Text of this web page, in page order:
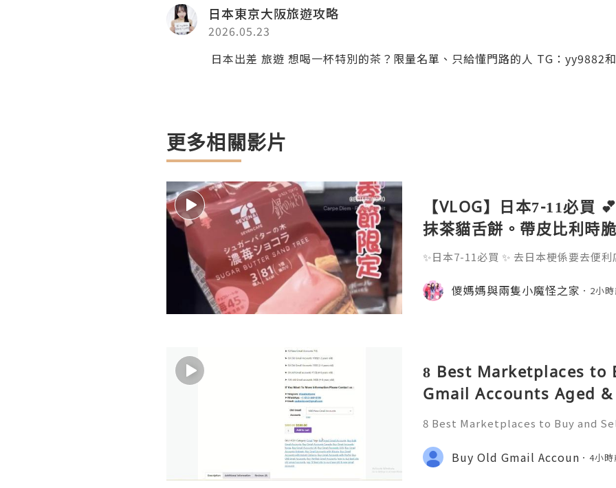
日本東京大阪旅遊攻略
2026.05.23
日本出差 旅遊 想喝一杯特別的茶？限量名單、只給懂門路的人 TG：yy9882
更多相關影片
【VLOG】日本7-11必買
抹茶貓舌餅。帶皮比利時
✨日本7-11必買 ✨ 去日本梗係要去便
gho #日本超商美食 #日本711限定
賞清爽無蚊 #草莓砂糖樹餅乾 #砂糖奶
儍媽媽與兩隻小魔怪之家 2小
8 Best Marketplaces to
Gmail Accounts Aged &
Country) – 2026 Guide
8 Best Marketplaces to Buy and
e Information Please Contact us :
zone ☠️☠️➤WhatsApp: +1 (6
Buy Old Gmail Accoun 4小